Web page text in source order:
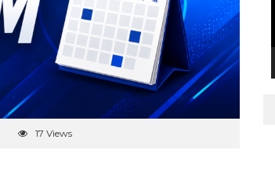
17 Views